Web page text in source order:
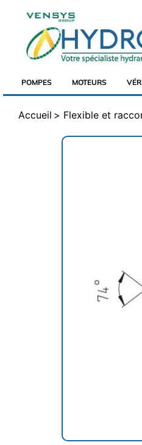
POMPES MOTEURS
Accueil Flexible et